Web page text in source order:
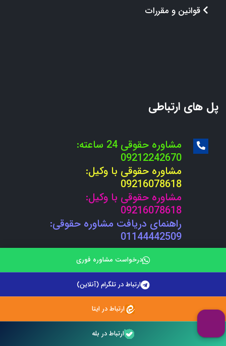
قوانین و مقررات
پل های ارتباطی
مشاوره حقوقی 24 ساعته:
09212242670
مشاوره حقوقی با وکیل:
09216078618
مشاوره حقوقی با وکیل:
09216078618
راهنمای دریافت مشاوره حقوقی:
01144442509
vakiltel@gmail.com
hade_tavakoli@yahoo.com
استان: مازندران شهرستان آمل خیابان هراز افتاب یکم
مجتمع تجاری ایران مهر طبقه چهارم واحد 12
صفحه اصلی |لیست درخواست مشاوره حقوقی
درخواست مشاوره فوری
ارتباط در تلگرام (آنلاین)
ارتباط در ایتا
ارتباط در بله